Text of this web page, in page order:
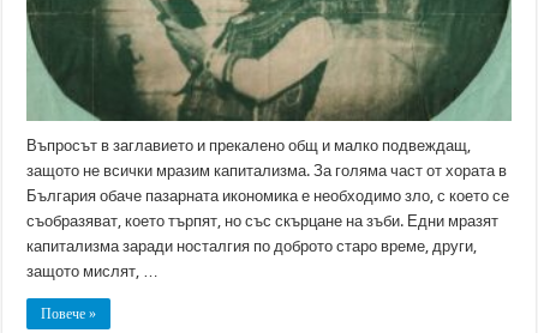
Въпросът в заглавието и прекалено общ и малко подвеждащ,
защото не всички мразим капитализма. За голяма част от хората в
България обаче пазарната икономика е необходимо зло, с което се
съобразяват, което търпят, но със скърцане на зъби. Едни мразят
капитализма заради носталгия по доброто старо време, други,
защото мислят, …
Повече »